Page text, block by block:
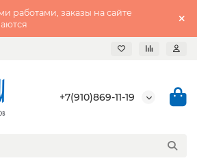
работами, заказы на сайте
+7(910)869-11-19